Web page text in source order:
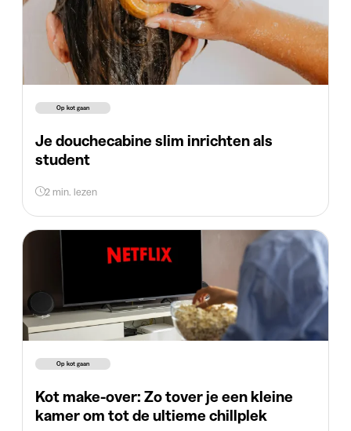
Op kot gaan
Je douchecabine slim inrichten als
student
2 min. lezen
Op kot gaan
Kot make-over: Zo tover je een kleine
kamer om tot de ultieme chillplek